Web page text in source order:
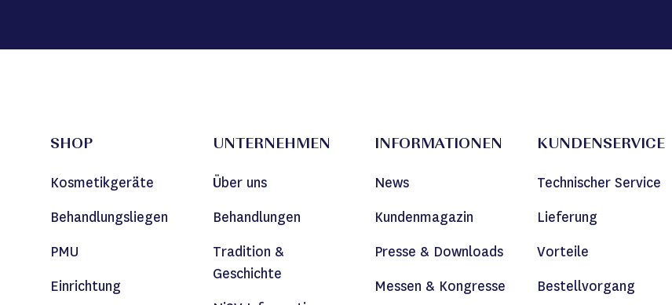
SHOP
Kosmetikgeräte
Behandlungsliegen
PMU
Einrichtung
UNTERNEHMEN
Über uns
Behandlungen
Tradition &
Geschichte
INFORMATIONEN
News
Kundenmagazin
Presse & Downloads
Messen & Kongresse
KUNDENSERVICE
Technischer Service
Lieferung
Vorteile
Bestellvorgang